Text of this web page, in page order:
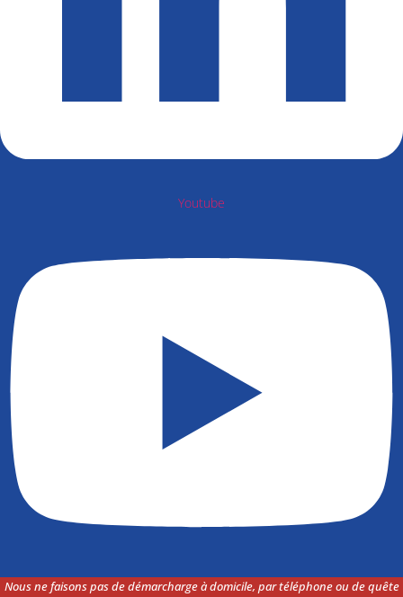
Youtube
Nous ne faisons pas de démarcharge à domicile, par téléphone ou de quête